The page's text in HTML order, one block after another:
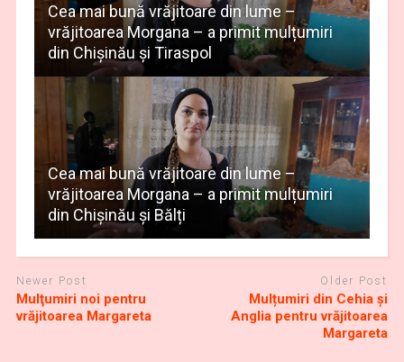
Cea mai bună vrăjitoare din lume –
vrăjitoarea Morgana – a primit mulțumiri
din Chișinău și Tiraspol
Cea mai bună vrăjitoare din lume –
vrăjitoarea Morgana – a primit mulțumiri
din Chișinău și Bălți
Newer Post
Mulţumiri noi pentru
vrăjitoarea Margareta
Older Post
Mulțumiri din Cehia și
Anglia pentru vrăjitoarea
Margareta